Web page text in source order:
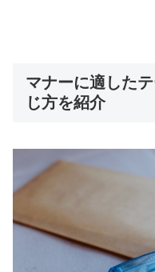
マナーに適した
じ方を紹介